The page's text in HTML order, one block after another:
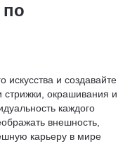
по
искусства и создавайте
стрижки, окрашивания и
каждого
внешность,
карьеру в мире